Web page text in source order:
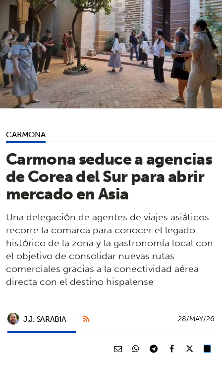
CARMONA
Carmona seduce a agencias
de Corea del Sur para abrir
mercado en Asia
Una delegación de agentes de viajes asiáticos
recorre la comarca para conocer el legado
histórico de la zona y la gastronomía local con
el objetivo de consolidar nuevas rutas
comerciales gracias a la conectividad aérea
directa con el destino hispalense
J.J. SARABIA 28/MAY/26